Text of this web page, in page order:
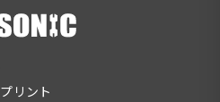
リント